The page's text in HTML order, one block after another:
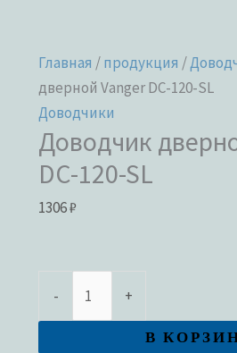
Главная /продукция /
дверной Vanger DC-120-SL
Доводчики
Доводчик
DC-120-SL
1306₽
- +
В